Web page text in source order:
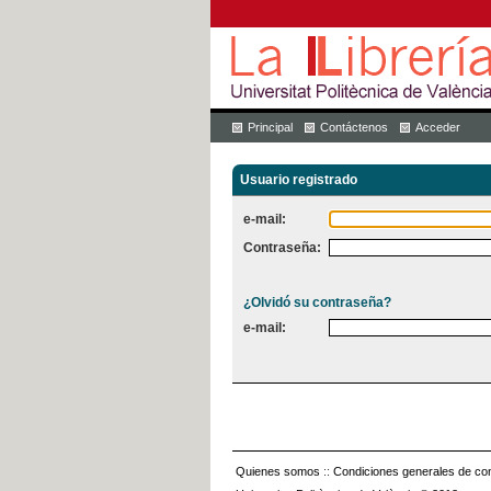
Principal Contáctenos Acceder
Usuario registrado
e-mail:
Contraseña:
¿Olvidó su contraseña?
e-mail:
Quienes somos :: Condiciones generales de